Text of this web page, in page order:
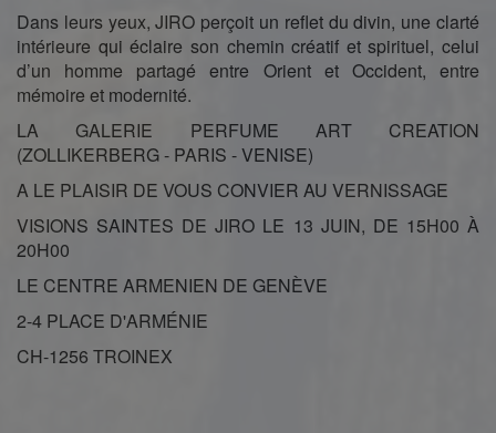
Dans leurs yeux, JIRO perçoit un reflet du divin, une clarté
intérieure qui éclaire son chemin créatif et spirituel, celui
d’un homme partagé entre Orient et Occident, entre
mémoire et modernité.
LA GALERIE PERFUME ART CREATION
(ZOLLIKERBERG - PARIS - VENISE)
A LE PLAISIR DE VOUS CONVIER AU VERNISSAGE
VISIONS SAINTES DE JIRO LE 13 JUIN, DE 15H00 À
20H00
LE CENTRE ARMENIEN DE GENÈVE
2-4 PLACE D'ARMÉNIE
CH-1256 TROINEX